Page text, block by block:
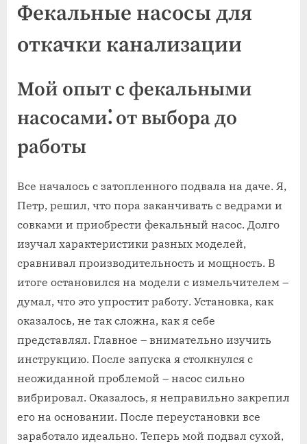
Фекальные насосы для
откачки канализации
Мой опыт с фекальными
насосами⁚ от выбора до
работы
Все началось с затопленного подвала на даче. Я,
Петр, решил, что пора заканчивать с ведрами и
совками и приобрести фекальный насос. Долго
изучал характеристики разных моделей,
сравнивал производительность и мощность. В
итоге остановился на модели с измельчителем –
думал, что это упростит работу. Установка, как
оказалось, не так сложна, как я себе
представлял. Главное – внимательно изучить
инструкцию. После запуска я столкнулся с
неожиданной проблемой – насос сильно
вибрировал. Оказалось, я неправильно закрепил
его на основании. После переустановки все
заработало идеально. Теперь мой подвал сухой,